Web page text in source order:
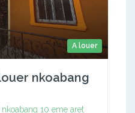
A louer
nkoabang
nkoabang 10 eme aret